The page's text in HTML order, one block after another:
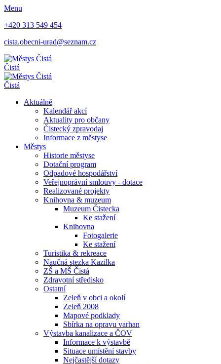
Menu
+420 313 549 454
cista.obecni-urad@seznam.cz
Čistá
Čistá
Aktuálně
Kalendář akcí
Aktuality pro občany
Čistecký zpravodaj
Informace z městyse
Městys
Historie městyse
Dotační program
Odpadové hospodářství
Veřejnoprávní smlouvy - dotace
Realizované projekty
Knihovna & muzeum
Muzeum Čistecka
Ke stažení
Knihovna
Fotogalerie
Ke stažení
Turistika & rekreace
Naučná stezka Kazilka
ZŠ a MŠ Čistá
Zdravotní středisko
Ostatní
Zeleň v obci a okolí
Zeleň 2008
Mapové podklady
Sbírka na opravu varhan
Výstavba kanalizace a ČOV
Informace k výstavbě
Situace umístění stavby
Nejčastější dotazy